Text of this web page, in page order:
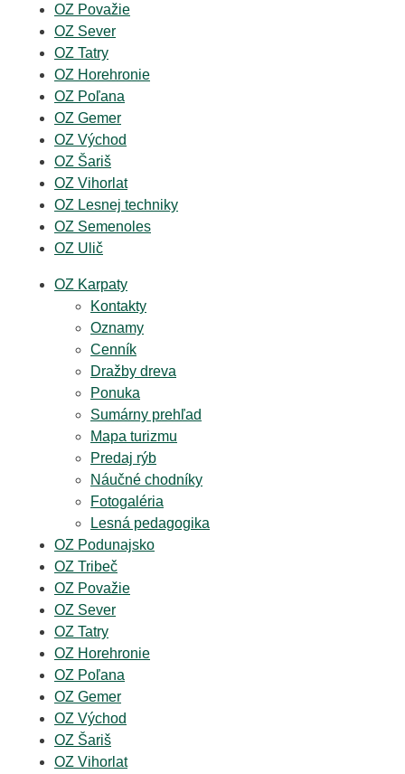
OZ Považie
OZ Sever
OZ Tatry
OZ Horehronie
OZ Poľana
OZ Gemer
OZ Východ
OZ Šariš
OZ Vihorlat
OZ Lesnej techniky
OZ Semenoles
OZ Ulič
OZ Karpaty
Kontakty
Oznamy
Cenník
Dražby dreva
Ponuka
Sumárny prehľad
Mapa turizmu
Predaj rýb
Náučné chodníky
Fotogaléria
Lesná pedagogika
OZ Podunajsko
OZ Tribeč
OZ Považie
OZ Sever
OZ Tatry
OZ Horehronie
OZ Poľana
OZ Gemer
OZ Východ
OZ Šariš
OZ Vihorlat